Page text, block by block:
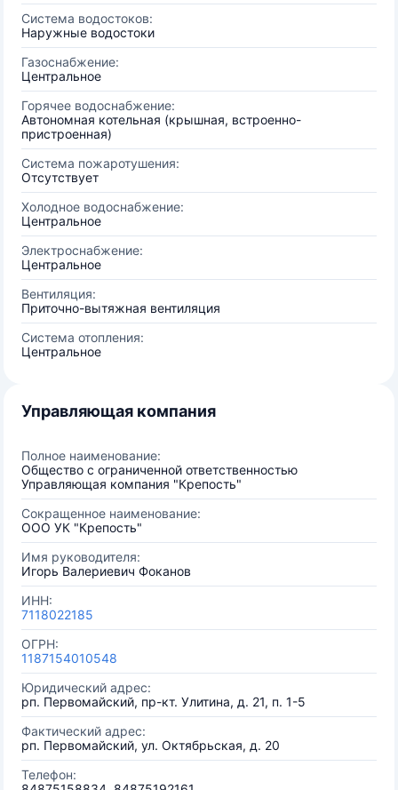
Система водостоков:
Наружные водостоки
Газоснабжение:
Центральное
Горячее водоснабжение:
Автономная котельная (крышная, встроенно-
пристроенная)
Система пожаротушения:
Отсутствует
Холодное водоснабжение:
Центральное
Электроснабжение:
Центральное
Вентиляция:
Приточно-вытяжная вентиляция
Система отопления:
Центральное
Управляющая компания
Полное наименование:
Общество с ограниченной ответственностью
Управляющая компания "Крепость"
Сокращенное наименование:
ООО УК "Крепость"
Имя руководителя:
Игорь Валериевич Фоканов
ИНН:
7118022185
ОГРН:
1187154010548
Юридический адрес:
рп. Первомайский, пр-кт. Улитина, д. 21, п. 1-5
Фактический адрес:
рп. Первомайский, ул. Октябрьская, д. 20
Телефон: